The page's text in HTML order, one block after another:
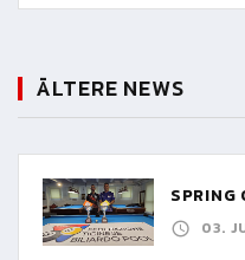
ÄLTERE NEWS
03.